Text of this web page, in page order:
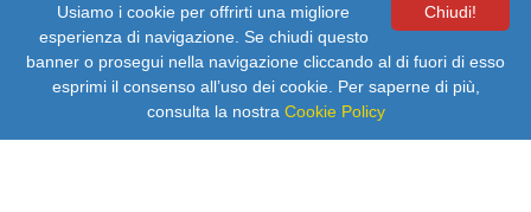
Copyright 2026 (с) All rights reserved. E' vietata ogni riproduzione, anche
parziale di contenuti ed immagini di questo sito
Chiudi!
Usiamo i cookie per offrirti una migliore
esperienza di navigazione. Se chiudi questo
banner o prosegui nella navigazione cliccando al di fuori di esso
esprimi il consenso all’uso dei cookie. Per saperne di più,
consulta la nostra Cookie Policy